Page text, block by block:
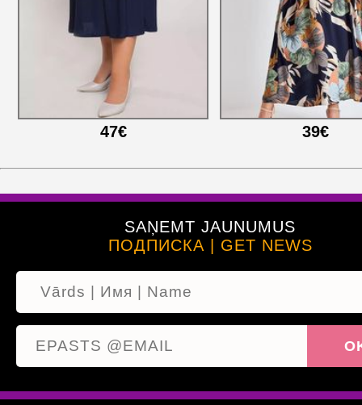
47€ 39€
SAŅEMT JAUNUMUS
ПОДПИСКА | GET NEWS